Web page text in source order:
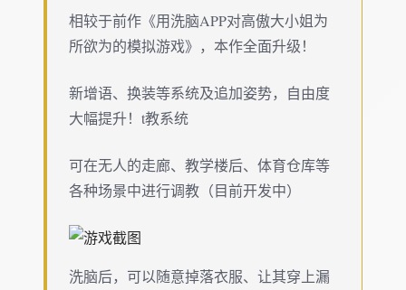
相较于前作《用洗脑APP对高傲大小姐为
所欲为的模拟游戏》，本作全面升级！
新增语、换装等系统及追加姿势，自由度
大幅提升！t教系统
可在无人的走廊、教学楼后、体育仓库等
各种场景中进行调教（目前开发中）
洗脑后，可以随意掉落衣服、让其穿上漏